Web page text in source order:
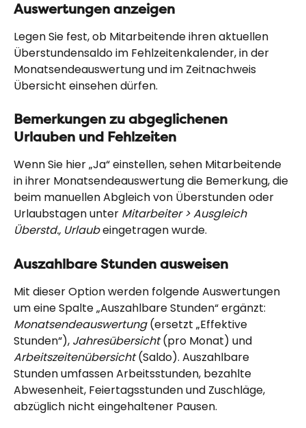
Auswertungen anzeigen
Legen Sie fest, ob Mitarbeitende ihren aktuellen
Überstundensaldo im Fehlzeitenkalender, in der
Monatsendeauswertung und im Zeitnachweis
Übersicht einsehen dürfen.
Bemerkungen zu abgeglichenen
Urlauben und Fehlzeiten
Wenn Sie hier „Ja“ einstellen, sehen Mitarbeitende
in ihrer Monatsendeauswertung die Bemerkung, die
beim manuellen Abgleich von Überstunden oder
Urlaubstagen unter Mitarbeiter > Ausgleich
Überstd., Urlaub eingetragen wurde.
Auszahlbare Stunden ausweisen
Mit dieser Option werden folgende Auswertungen
um eine Spalte „Auszahlbare Stunden“ ergänzt:
Monatsendeauswertung (ersetzt „Effektive
Stunden“), Jahresübersicht (pro Monat) und
Arbeitszeitenübersicht (Saldo). Auszahlbare
Stunden umfassen Arbeitsstunden, bezahlte
Abwesenheit, Feiertagsstunden und Zuschläge,
abzüglich nicht eingehaltener Pausen.